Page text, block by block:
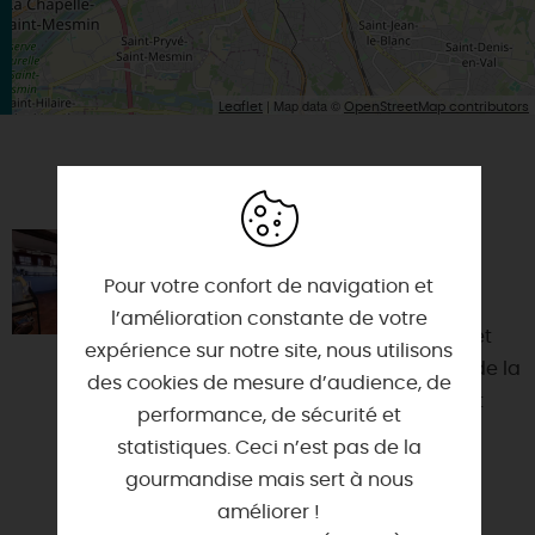
Leaflet | Map data © OpenStreetMap contributors
VOUS AIMEREZ AUSSI
LA GABARE
45000 - ORLEANS
Votre séjour à Orléans, Ville d'Art et
d'Histoire et aujourd'hui capitale de la
région Centre-Val de Loire, se doit
Pour votre confort de navigation et
l’amélioration constante de votre
expérience sur notre site, nous utilisons
des cookies de mesure d’audience, de
performance, de sécurité et
statistiques. Ceci n’est pas de la
gourmandise mais sert à nous
améliorer !